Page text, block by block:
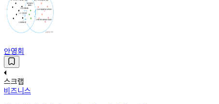
안영회
스크랩
비즈니스